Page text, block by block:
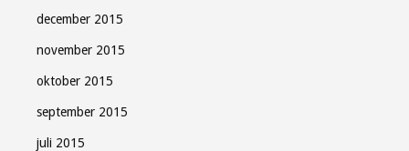
december 2015
november 2015
oktober 2015
september 2015
juli 2015